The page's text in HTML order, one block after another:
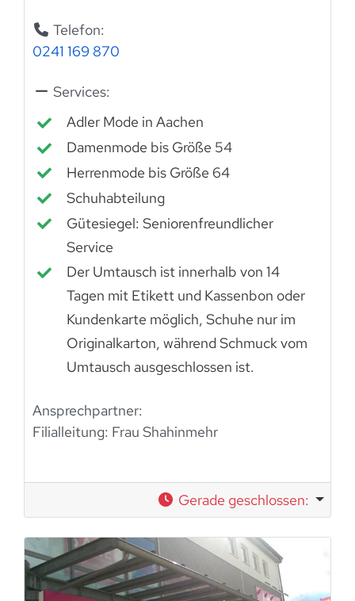
Telefon:
0241 169 870
Services:
Adler Mode in Aachen
Damenmode bis Größe 54
Herrenmode bis Größe 64
Schuhabteilung
Gütesiegel: Seniorenfreundlicher
Service
Der Umtausch ist innerhalb von 14
Tagen mit Etikett und Kassenbon oder
Kundenkarte möglich, Schuhe nur im
Originalkarton, während Schmuck vom
Umtausch ausgeschlossen ist.
Ansprechpartner:
Filialleitung: Frau Shahinmehr
Gerade geschlossen: